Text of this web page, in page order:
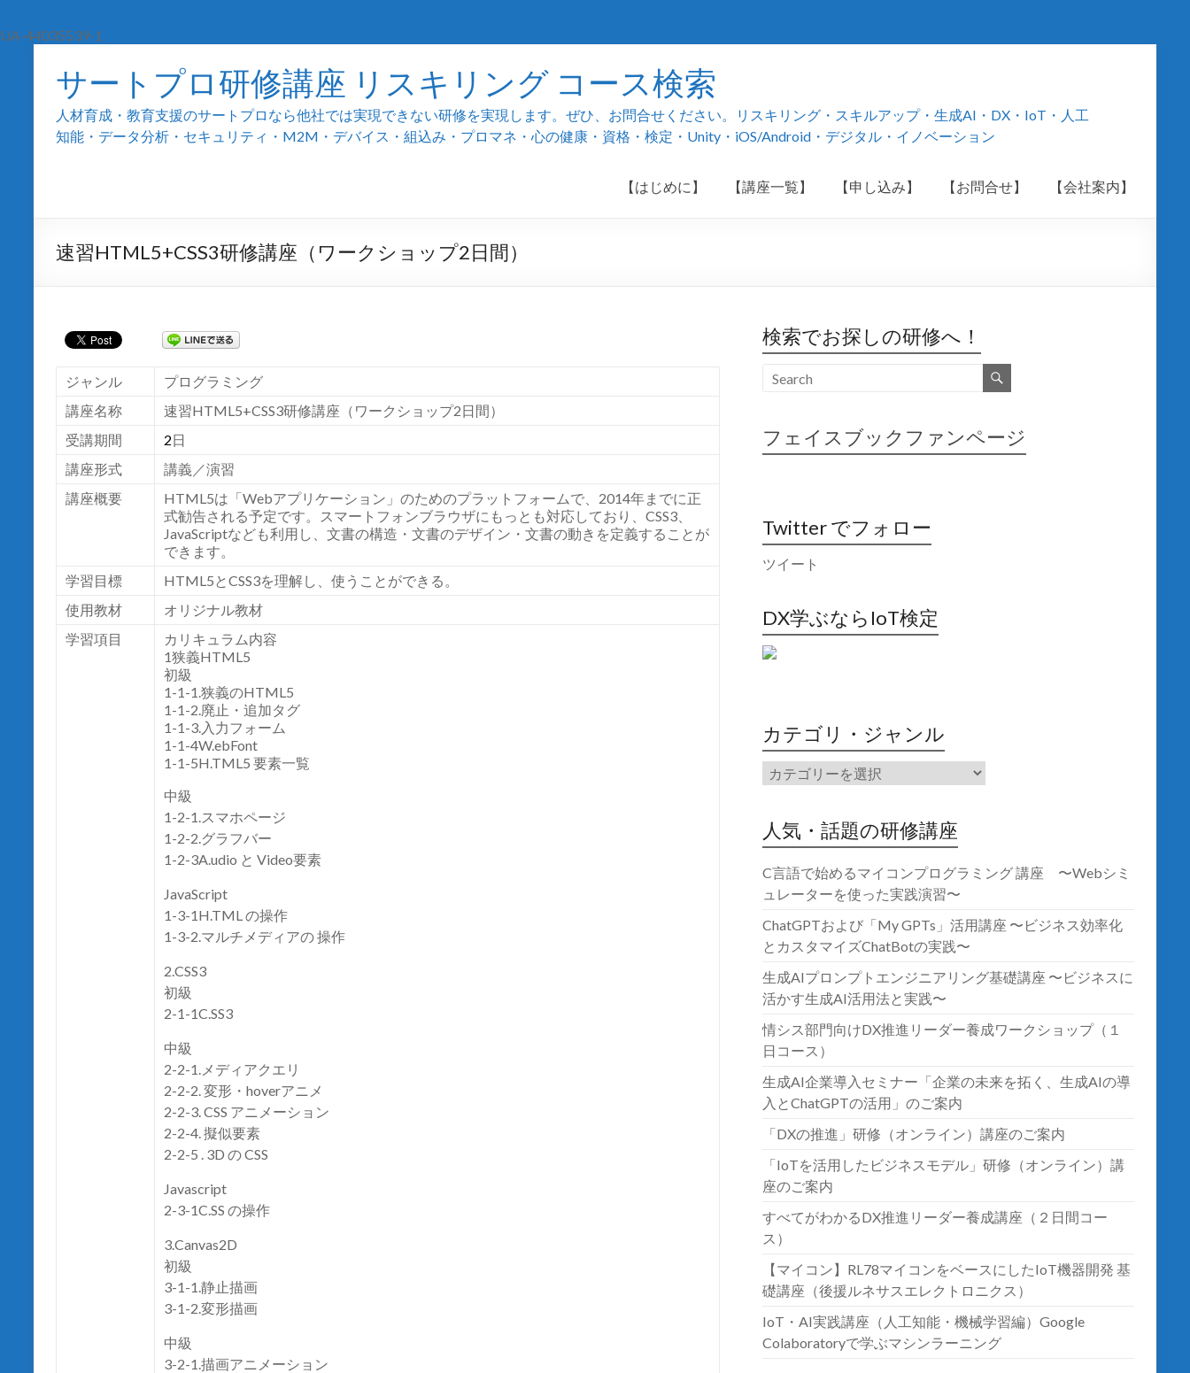
UA-44035539-1
サートプロ研修講座 リスキリング コース検索
人材育成・教育支援のサートプロなら他社では実現できない研修を実現します。ぜひ、お問合せください。リスキリング・スキルアップ・生成AI・DX・IoT・人工
知能・データ分析・セキュリティ・M2M・デバイス・組込み・プロマネ・心の健康・資格・検定・Unity・iOS/Android・デジタル・イノベーション
【はじめに】 【講座一覧】 【申し込み】 【お問合せ】 【会社案内】
速習HTML5+CSS3研修講座（ワークショップ2日間）
ジャンル
プログラミング
講座名称
速習HTML5+CSS3研修講座（ワークショップ2日間）
受講期間
2日
講座形式
講義／演習
講座概要
HTML5は「Webアプリケーション」のためのプラットフォームで、 2014年までに正
式勧告される予定です。スマートフォンブラウザにもっとも対応しており、 CSS3、
JavaScriptなども利用し、文書の構造・文書のデザイン・文書の動きを定義することが
できます。
学習目標
HTML5とCSS3を理解し、使うことができる。
使用教材
オリジナル教材
学習項目
カリキュラム内容
1狭義HTML5
初級
1-1-1.狭義のHTML5
1-1-2.廃止・追加タグ
1-1-3.入力フォーム
1-1-4W.ebFont
1-1-5H.TML5 要素一覧
中級
1-2-1.スマホページ
1-2-2.グラフバー
1-2-3A.udio と Video要素
JavaScript
1-3-1H.TML の操作
1-3-2.マルチメディアの 操作
2.CSS3
初級
2-1-1C.SS3
中級
2-2-1.メディアクエリ
2-2-2. 変形・hoverアニメ
2-2-3. CSS アニメーション
2-2-4. 擬似要素
2-2-5 . 3D の CSS
Javascript
2-3-1C.SS の操作
3.Canvas2D
初級
3-1-1.静止描画
3-1-2.変形描画
中級
3-2-1.描画アニメーション
検索でお探しの研修へ！
フェイスブックファンページ
Twitter でフォロー
ツイート
DX学ぶならIoT検定
カテゴリ・ジャンル
人気・話題の研修講座
C言語で始めるマイコンプログラミング 講座 〜Webシミ
ュレーターを使った実践演習〜
ChatGPTおよび「My GPTs」活用講座 〜ビジネス効率化
とカスタマイズChatBotの実践〜
生成AIプロンプトエンジニアリング基礎講座 〜ビジネスに
活かす生成AI活用法と実践〜
情シス部門向けDX推進リーダー養成ワークショップ（１
日コース）
生成AI企業導入セミナー「企業の未来を拓く、生成AIの導
入とChatGPTの活用」のご案内
「DXの推進」研修（オンライン）講座のご案内
「IoTを活用したビジネスモデル」研修（オンライン）講
座のご案内
すべてがわかるDX推進リーダー養成講座（２日間コー
ス）
【マイコン】RL78マイコンをベースにしたIoT機器開発 基
礎講座（後援ルネサスエレクトロニクス）
IoT・AI実践講座（人工知能・機械学習編）Google
Colaboratoryで学ぶマシンラーニング